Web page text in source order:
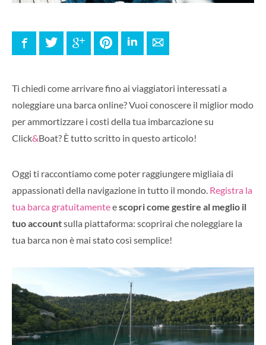
FacebookTwitter Google+ PinterestLinkedInE-mail
Ti chiedi come arrivare fino ai viaggiatori interessati a
noleggiare una barca online? Vuoi conoscere il miglior modo
per ammortizzare i costi della tua imbarcazione su
Click&Boat? È tutto scritto in questo articolo!
Oggi ti raccontiamo come poter raggiungere migliaia di
appassionati della navigazione in tutto il mondo. Registra la
tua barca gratuitamenteescopri come gestire al meglio il
tuo accountsulla piattaforma: scoprirai che noleggiare la
tua barca non è mai stato così semplice!